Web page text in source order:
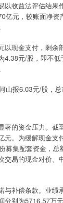
收益法评估结果
亿元，较账面净资
现金支付，剩余
4.38元/股，即不
报6.03元/股，总
的资金压力。截
元。为缓解现金支
募集配套资金，总
交易的现金对价、
补偿条款。业绩
分别为5716.57万